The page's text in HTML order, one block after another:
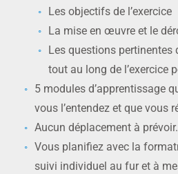
Les objectifs de l’exercice
La mise en œuvre et le
Les questions pertinentes
tout au long de l’exercice
5 modules d’apprentissage
vous l’entendez et que vous
Aucun déplacement à prévoir.
Vous planifiez avec la
suivi individuel au fur et à